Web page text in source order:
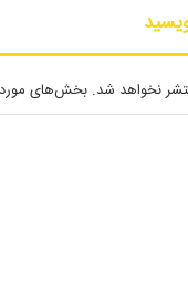
نخواهد شد. بخش‌های